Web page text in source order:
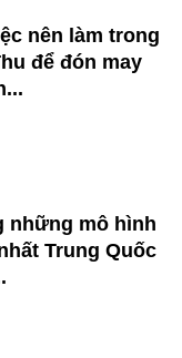
nên làm trong
để đón may
những mô hình
Trung Quốc